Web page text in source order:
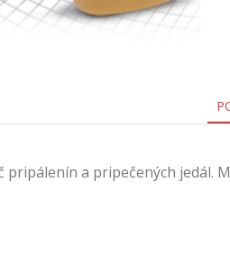
a pripečených jedál.